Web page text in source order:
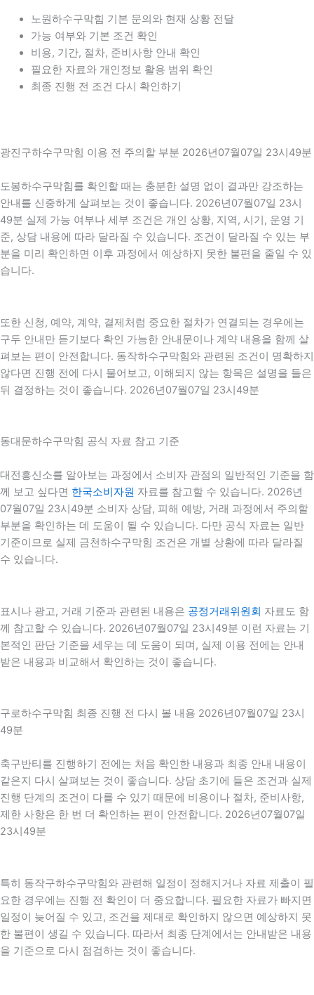
노원하수구막힘 기본 문의와 현재 상황 전달
가능 여부와 기본 조건 확인
비용, 기간, 절차, 준비사항 안내 확인
필요한 자료와 개인정보 활용 범위 확인
최종 진행 전 조건 다시 확인하기
광진구하수구막힘 이용 전 주의할 부분 2026년07월07일 23시49분
도봉하수구막힘를 확인할 때는 충분한 설명 없이 결과만 강조하는
안내를 신중하게 살펴보는 것이 좋습니다. 2026년07월07일 23시
49분 실제 가능 여부나 세부 조건은 개인 상황, 지역, 시기, 운영 기
준, 상담 내용에 따라 달라질 수 있습니다. 조건이 달라질 수 있는 부
분을 미리 확인하면 이후 과정에서 예상하지 못한 불편을 줄일 수 있
습니다.
또한 신청, 예약, 계약, 결제처럼 중요한 절차가 연결되는 경우에는
구두 안내만 듣기보다 확인 가능한 안내문이나 계약 내용을 함께 살
펴보는 편이 안전합니다. 동작하수구막힘와 관련된 조건이 명확하지
않다면 진행 전에 다시 물어보고, 이해되지 않는 항목은 설명을 들은
뒤 결정하는 것이 좋습니다. 2026년07월07일 23시49분
동대문하수구막힘 공식 자료 참고 기준
대전흥신소를 알아보는 과정에서 소비자 관점의 일반적인 기준을 함
께 보고 싶다면 한국소비자원 자료를 참고할 수 있습니다. 2026년
07월07일 23시49분 소비자 상담, 피해 예방, 거래 과정에서 주의할
부분을 확인하는 데 도움이 될 수 있습니다. 다만 공식 자료는 일반
기준이므로 실제 금천하수구막힘 조건은 개별 상황에 따라 달라질
수 있습니다.
표시나 광고, 거래 기준과 관련된 내용은 공정거래위원회 자료도 함
께 참고할 수 있습니다. 2026년07월07일 23시49분 이런 자료는 기
본적인 판단 기준을 세우는 데 도움이 되며, 실제 이용 전에는 안내
받은 내용과 비교해서 확인하는 것이 좋습니다.
구로하수구막힘 최종 진행 전 다시 볼 내용 2026년07월07일 23시
49분
축구반티를 진행하기 전에는 처음 확인한 내용과 최종 안내 내용이
같은지 다시 살펴보는 것이 좋습니다. 상담 초기에 들은 조건과 실제
진행 단계의 조건이 다를 수 있기 때문에 비용이나 절차, 준비사항,
제한 사항은 한 번 더 확인하는 편이 안전합니다. 2026년07월07일
23시49분
특히 동작구하수구막힘와 관련해 일정이 정해지거나 자료 제출이 필
요한 경우에는 진행 전 확인이 더 중요합니다. 필요한 자료가 빠지면
일정이 늦어질 수 있고, 조건을 제대로 확인하지 않으면 예상하지 못
한 불편이 생길 수 있습니다. 따라서 최종 단계에서는 안내받은 내용
을 기준으로 다시 점검하는 것이 좋습니다.